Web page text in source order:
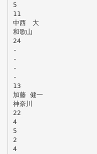
5
11
中西 大
和歌山
24
-
-
-
-
13
加藤 健一
神奈川
22
4
5
2
4